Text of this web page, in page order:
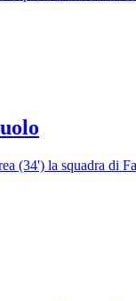
(34') la squadra di